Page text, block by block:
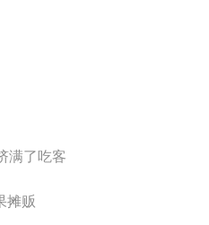
满了吃客
摊贩